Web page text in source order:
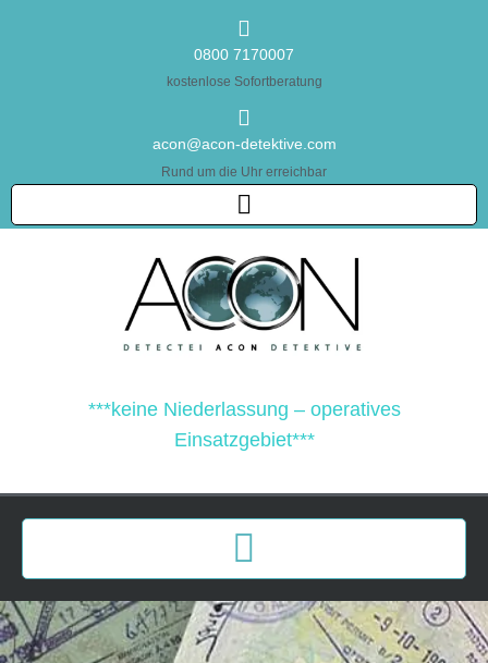
0800 7170007
kostenlose Sofortberatung
acon@acon-detektive.com
Rund um die Uhr erreichbar
***keine Niederlassung – operatives
Einsatzgebiet***